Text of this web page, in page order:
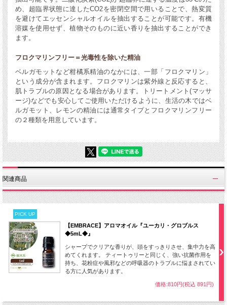
め、超臨界状態に達したCO2を密閉空間で用いることで、熱変質
を避けてエッセンシャルオイルを抽出することが可能です。有機
溶媒を使用せず、植物そのものに近い香りを抽出することができ
ます。
フロクマリンフリー＝光毒性を除いた精油
ベルガモットなど柑橘系精油のなかには、一部「フロクマリン」
という成分が含まれます。フロクマリンは紫外線と反応すると、
肌トラブルの原因となる場合があります。トリートメント(マッサ
ージ)などでも安心してご使用いただけるように、生活の木ではベ
ルガモット、レモンの精油には通常タイプとフロクマリンフリー
の２種類を用意しています。
関連商品
PICK UP
【EMBRACE】アロマオイル『ユーカリ・グロブルス
◆5mL◆』
シャープでクリアな香りが、頭をすっきりさせ、集中力を高
めてくれます。 ティートゥリーと同じく、強い抗菌作用を
持ち、花粉症や風邪などの呼吸器のトラブルに悩まされてい
る方に人気があります。
価格:810円(税込 891円)